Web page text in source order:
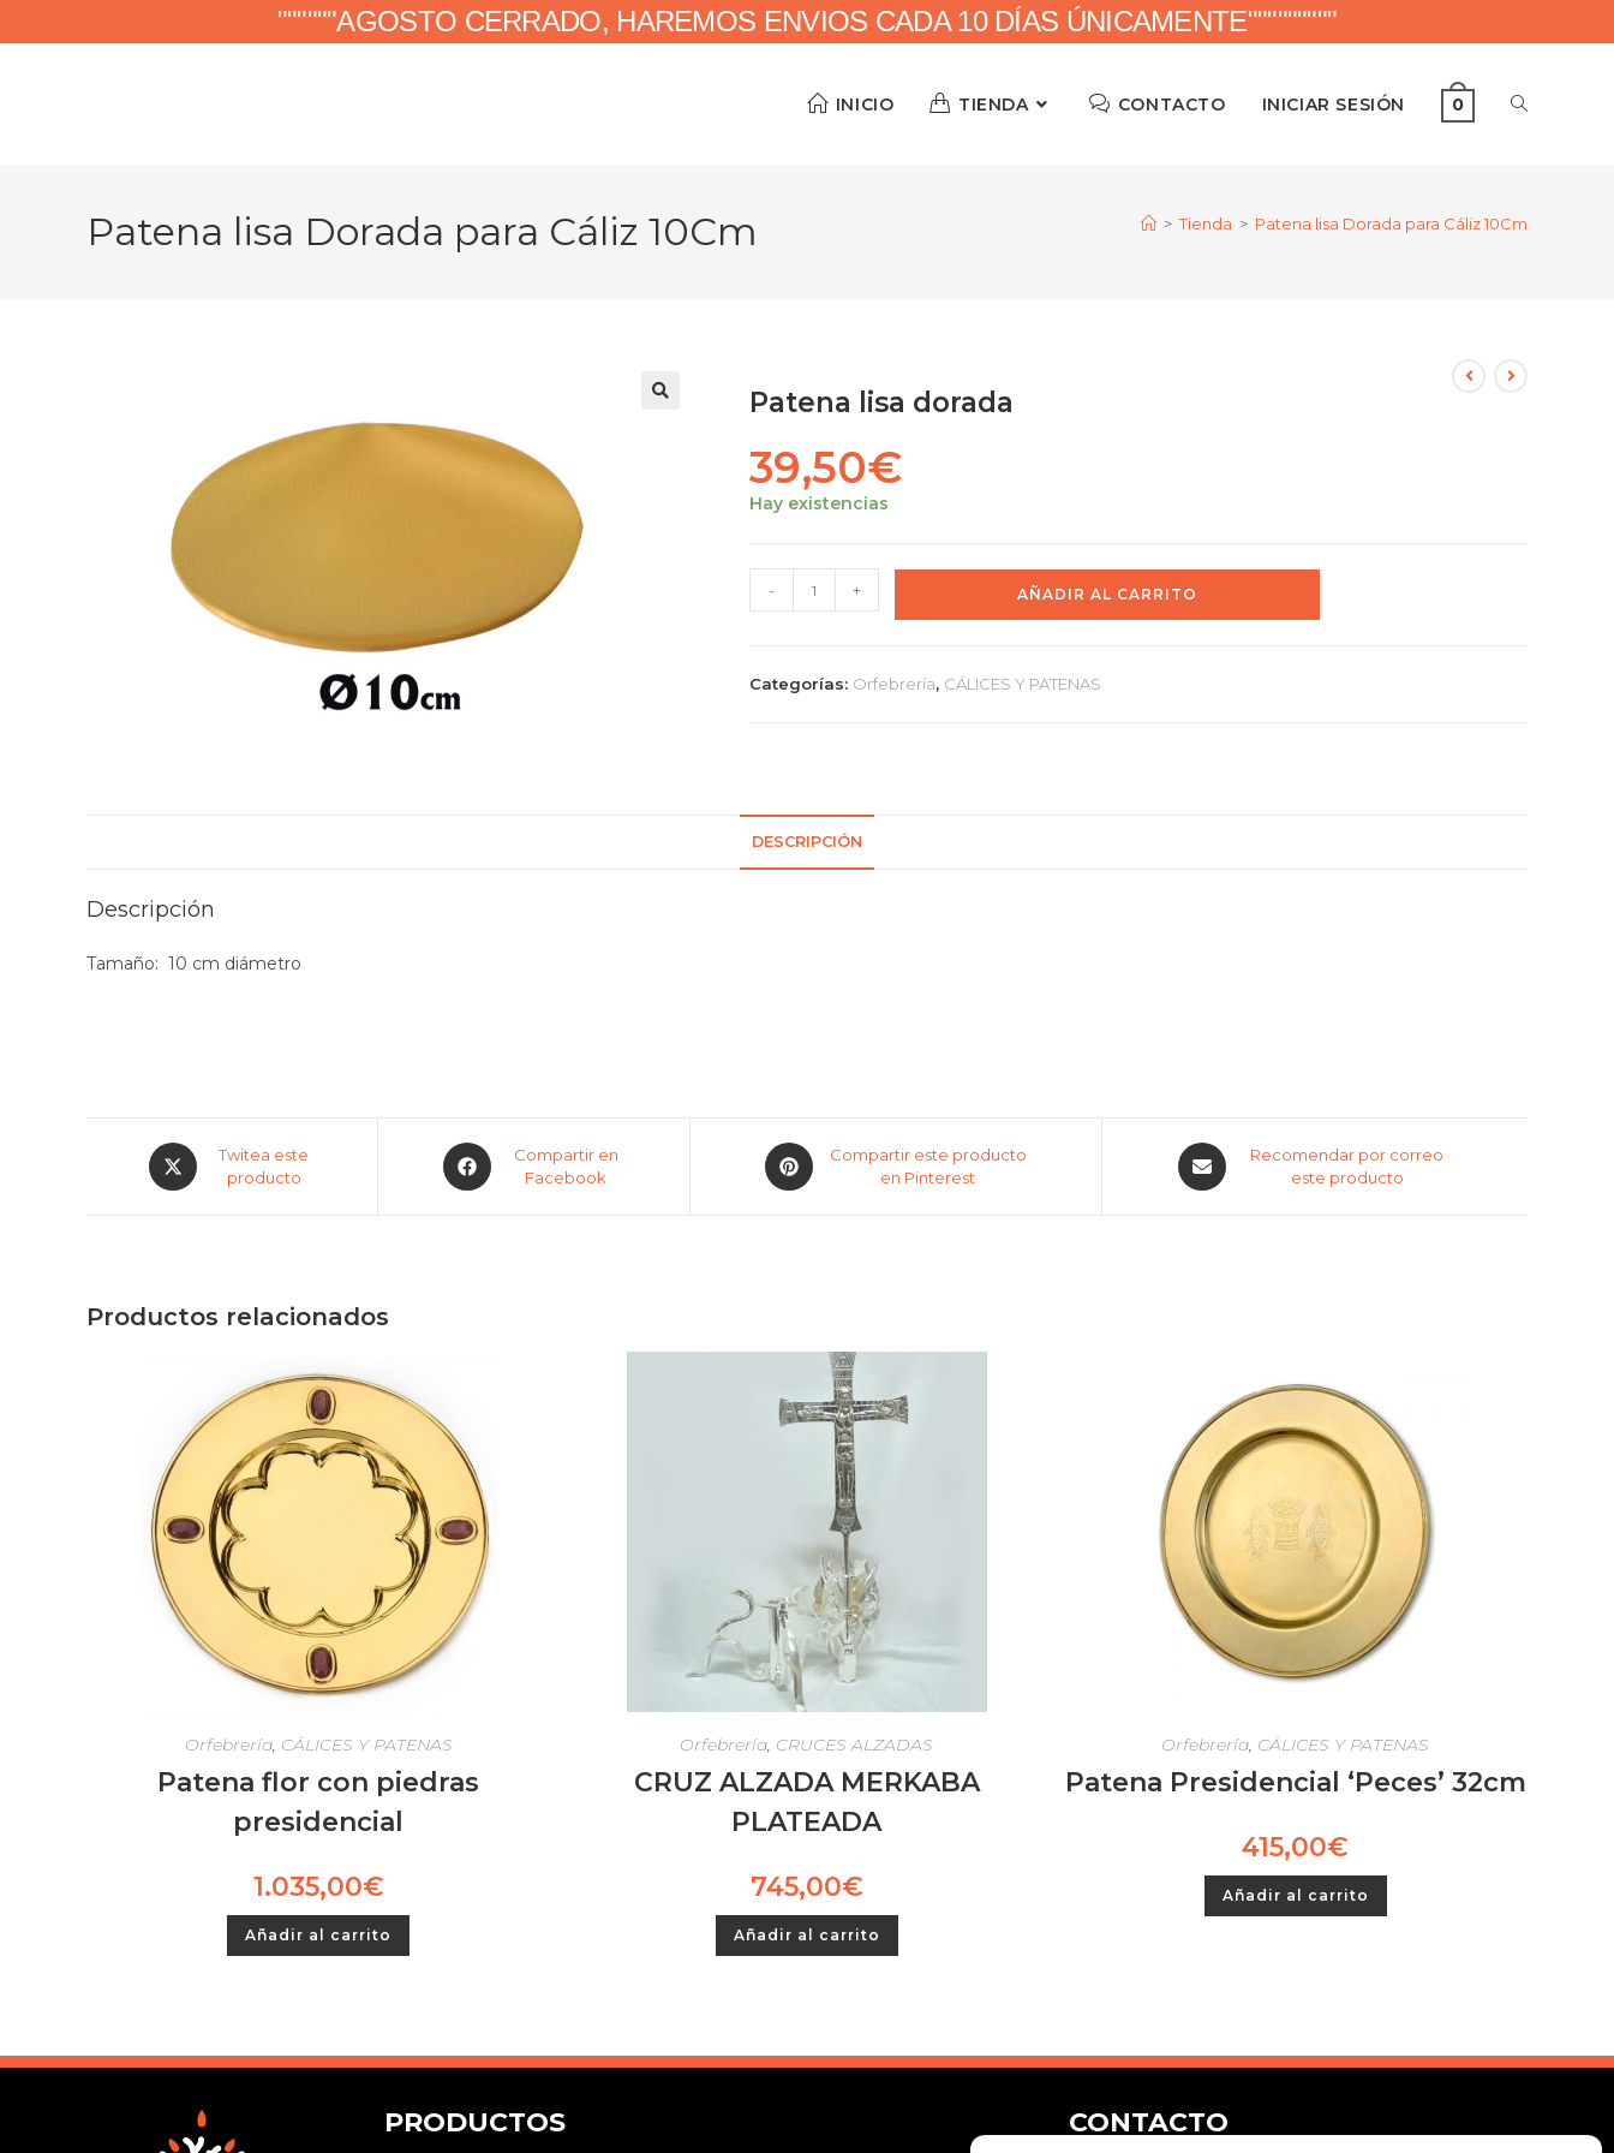
""""""AGOSTO CERRADO, HAREMOS ENVIOS CADA 10 DÍAS ÚNICAMENTE"""""""""
INICIO TIENDA CONTACTO INICIAR SESIÓN 0
Patena lisa Dorada para Cáliz 10Cm > Tienda > Patena lisa Dorada para Cáliz 10Cm
Patena lisa dorada
39,50€
Hay existencias
- + AÑADIR AL CARRITO
Categorías: Orfebrería, CÁLICES Y PATENAS
DESCRIPCIÓN
Descripción
Tamaño: 10 cm diámetro
Twitea este
producto
Compartir en
Facebook
Compartir este producto
en Pinterest
Recomendar por correo
este producto
Productos relacionados
Orfebrería, CÁLICES Y PATENAS
Patena flor con piedras
presidencial
1.035,00€
Añadir al carrito
Orfebrería, CRUCES ALZADAS
CRUZ ALZADA MERKABA
PLATEADA
745,00€
Añadir al carrito
Orfebrería, CÁLICES Y PATENAS
Patena Presidencial ‘Peces’ 32cm
415,00€
Añadir al carrito
PRODUCTOS CONTACTO